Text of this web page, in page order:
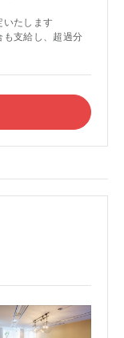
たします
支給し、超過分